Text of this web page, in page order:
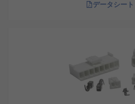
要素を考慮する必要があります。
：屋外用か屋内用か
塵・防水仕様の有無をチェッ
データシート